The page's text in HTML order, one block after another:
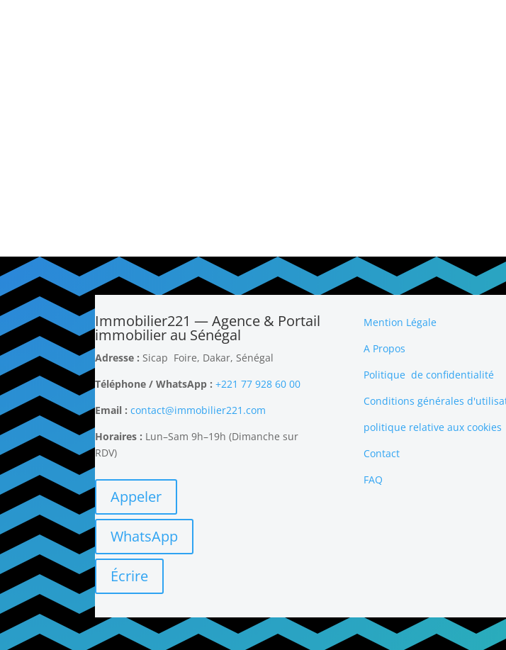
Immobilier221 — Agence & Portail
immobilier au Sénégal
Adresse : Sicap Foire, Dakar, Sénégal
Téléphone / WhatsApp : +221 77 928 60 00
Email : contact@immobilier221.com
Horaires : Lun–Sam 9h–19h(Dimanche sur
RDV)
Appeler
WhatsApp
Écrire
Mention Légale
A Propos
Politique de confidentialité
Conditions générales
politique relative aux cookies
Contact
FAQ